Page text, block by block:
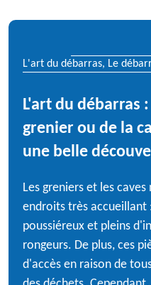
L'art du débarras, Le
L'art du débarras
grenier ou de la
une belle
Les greniers et les
endroits très accueillant
poussiéreux et pleins
rongeurs. De plus, ces
d'accès en raison de